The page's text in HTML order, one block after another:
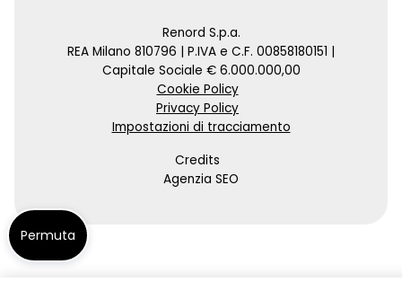
Renord S.p.a.
REA Milano 810796 | P.IVA e C.F. 00858180151 |
Capitale Sociale € 6.000.000,00
Cookie Policy
Privacy Policy
Impostazioni di tracciamento
Credits
Agenzia SEO
Permuta